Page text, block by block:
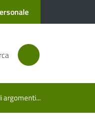
argomenti...